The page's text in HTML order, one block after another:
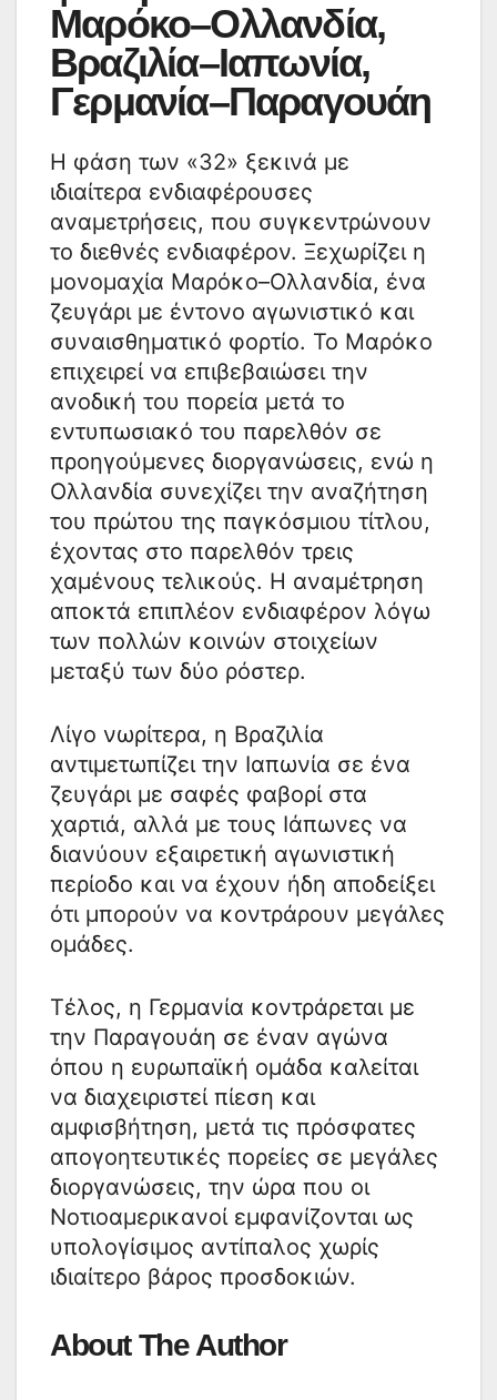
Μαρόκο–Ολλανδία,
Βραζιλία–Ιαπωνία,
Γερμανία–Παραγουάη
Η φάση των «32» ξεκινά με
ιδιαίτερα ενδιαφέρουσες
αναμετρήσεις, που συγκεντρώνουν
το διεθνές ενδιαφέρον. Ξεχωρίζει η
μονομαχία Μαρόκο–Ολλανδία, ένα
ζευγάρι με έντονο αγωνιστικό και
συναισθηματικό φορτίο. Το Μαρόκο
επιχειρεί να επιβεβαιώσει την
ανοδική του πορεία μετά το
εντυπωσιακό του παρελθόν σε
προηγούμενες διοργανώσεις, ενώ η
Ολλανδία συνεχίζει την αναζήτηση
του πρώτου της παγκόσμιου τίτλου,
έχοντας στο παρελθόν τρεις
χαμένους τελικούς. Η αναμέτρηση
αποκτά επιπλέον ενδιαφέρον λόγω
των πολλών κοινών στοιχείων
μεταξύ των δύο ρόστερ.
Λίγο νωρίτερα, η Βραζιλία
αντιμετωπίζει την Ιαπωνία σε ένα
ζευγάρι με σαφές φαβορί στα
χαρτιά, αλλά με τους Ιάπωνες να
διανύουν εξαιρετική αγωνιστική
περίοδο και να έχουν ήδη αποδείξει
ότι μπορούν να κοντράρουν μεγάλες
ομάδες.
Τέλος, η Γερμανία κοντράρεται με
την Παραγουάη σε έναν αγώνα
όπου η ευρωπαϊκή ομάδα καλείται
να διαχειριστεί πίεση και
αμφισβήτηση, μετά τις πρόσφατες
απογοητευτικές πορείες σε μεγάλες
διοργανώσεις, την ώρα που οι
Νοτιοαμερικανοί εμφανίζονται ως
υπολογίσιμος αντίπαλος χωρίς
ιδιαίτερο βάρος προσδοκιών.
About The Author